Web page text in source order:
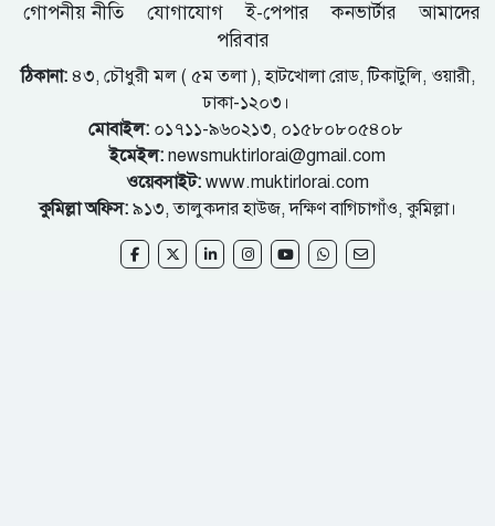
গোপনীয় নীতি যোগাযোগ ই-পেপার কনভার্টার
আমাদের
পরিবার
ঠিকানা:৪৩, চৌধুরী মল ( ৫ম তলা ), হাটখোলা রোড, টিকাটুলি, ওয়ারী,
ঢাকা-১২০৩।
মোবাইল:০১৭১১-৯৬০২১৩, ০১৫৮০৮০৫৪০৮
ইমেইল: newsmuktirlorai@gmail.com
ওয়েবসাইট: www.muktirlorai.com
কুমিল্লা অফিস: ৯১৩, তালুকদার হাউজ, দক্ষিণ বাগিচাগাঁও, কুমিল্লা।